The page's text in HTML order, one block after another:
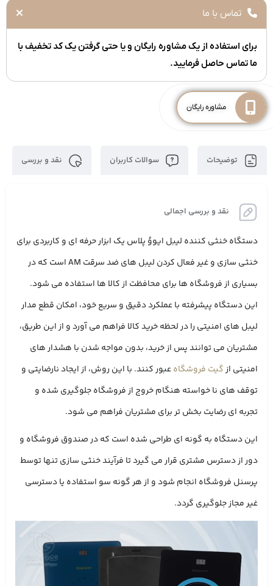
تماس با ما
برای استفاده از یک مشاوره رایگان و یا حتی گرفتن یک کد تخفیف با
ما تماس حاصل فرمایید.
مشاوره رایگان
توضیحات سوالات کاربران نقد و بررسی
نقد و بررسی اجمالی
دستگاه خنثی‌ کننده لیبل ایووُ پلاس یک ابزار حرفه ‌ای و کاربردی برای
خنثی ‌سازی و غیر فعال کردن لیبل‌ های ضد سرقت AM است که در
بسیاری از فروشگاه ‌ها برای محافظت از کالا ها استفاده می ‌شود.
این دستگاه پیشرفته با عملکرد دقیق و سریع خود، امکان قطع مدار
لیبل ‌های امنیتی را در لحظه خرید کالا فراهم می ‌آورد و از این طریق،
مشتریان می ‌توانند پس از خرید، بدون مواجه شدن با هشدار های
امنیتی ازگیت فروشگاهعبور کنند. با این روش، از ایجاد نارضایتی و
توقف ‌های نا خواسته هنگام خروج از فروشگاه جلوگیری شده و
تجربه‌ ای رضایت ‌بخش ‌تر برای مشتریان فراهم می ‌شود.
این دستگاه به گونه ‌ای طراحی شده است که در صندوق فروشگاه و
دور از دسترس مشتری قرار می‌ گیرد تا فرآیند خنثی ‌سازی تنها توسط
پرسنل فروشگاه انجام شود و از هر گونه سو استفاده یا دسترسی
غیر مجاز جلوگیری گردد.